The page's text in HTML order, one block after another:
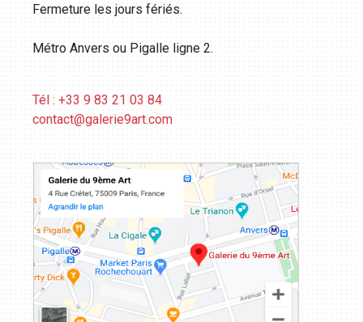
Fermeture les jours fériés.
Métro Anvers ou Pigalle ligne 2.
Tél : +33 9 83 21 03 84
contact@galerie9art.com